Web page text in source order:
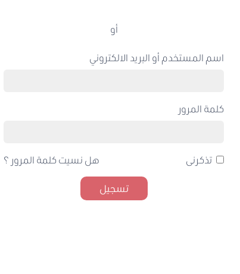
أو
اسم المستخدم أو البريد الالكتروني
كلمة المرور
تذكرنى هل نسيت كلمة المرور ؟